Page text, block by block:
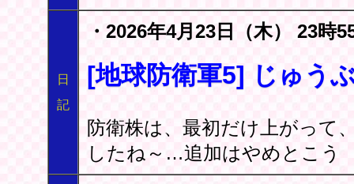
日
記
・2026年4月23日（木） 23時
[地球防衛軍5] じゅう
防衛株は、最初だけ上がって
したね～…追加はやめとこう